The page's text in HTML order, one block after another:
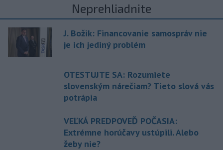
Neprehliadnite
J. Božik: Financovanie samospráv nie
je ich jediný problém
OTESTUJTE SA: Rozumiete
slovenským nárečiam? Tieto slová vás
potrápia
VEĽKÁ PREDPOVEĎ POČASIA:
Extrémne horúčavy ustúpili. Alebo
žeby nie?